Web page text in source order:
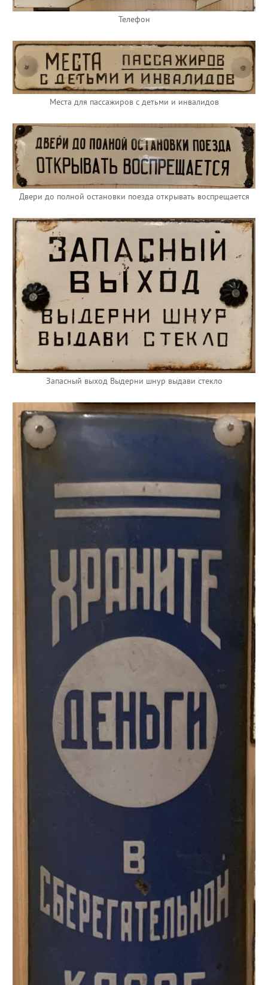
Телефон
Места для пассажиров с детьми и инвалидов
Двери до полной остановки поезда открывать воспрещается
Запасный выход Выдерни шнур выдави стекло